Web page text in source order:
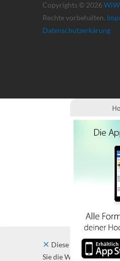
Copyrights © 2026
Rechte vorbehalten.
Datenschutzerkärung
Diese Website
Sie die Website und